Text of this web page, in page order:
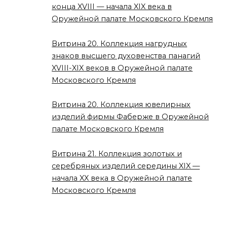
конца XVIII — начала XIX века в
Оружейной палате Московского Кремля
Витрина 20. Коллекция нагрудных
знаков высшего духовенства панагий
XVIII-XIX веков в Оружейной палате
Московского Кремля
Витрина 20. Коллекция ювелирных
изделий фирмы Фаберже в Оружейной
палате Московского Кремля
Витрина 21. Коллекция золотых и
серебряных изделий середины XIX —
начала XX века в Оружейной палате
Московского Кремля